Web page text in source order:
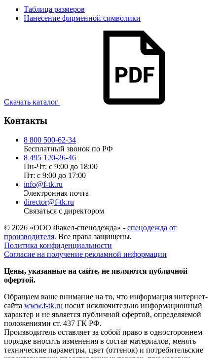
Таблица размеров
Нанесение фирменной символики
Скачать каталог
Контакты
8 800 500-62-34
Бесплатный звонок по РФ
8 495 120-26-46
Пн-Чт: с 9:00 до 18:00
Пт: с 9:00 до 17:00
info@f-tk.ru
Электронная почта
director@f-tk.ru
Связаться с директором
© 2026 «ООО Факел-спецодежда» - спецодежда от
производителя. Все права защищены.
Политика конфиденциальности
Согласие на получение рекламной информации
Цены, указанные на сайте, не являются публичной
офертой.
Обращаем ваше внимание на то, что информация интернет-
сайта www.f-tk.ru носит исключительно информационный
характер и не является публичной офертой, определяемой
положениями ст. 437 ГК РФ.
Производитель оставляет за собой право в одностороннем
порядке вносить изменения в состав материалов, менять
технические параметры, цвет (оттенок) и потребительские